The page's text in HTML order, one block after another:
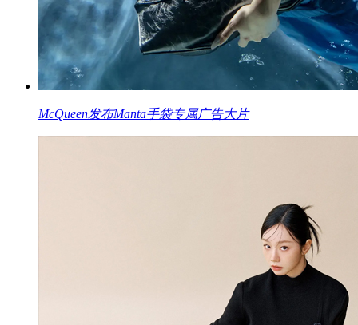
McQueen发布Manta手袋专属广告大片